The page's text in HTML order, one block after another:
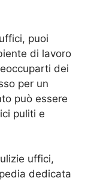
puoi
di lavoro
dei
per un
può essere
puliti e
uffici,
dedicata